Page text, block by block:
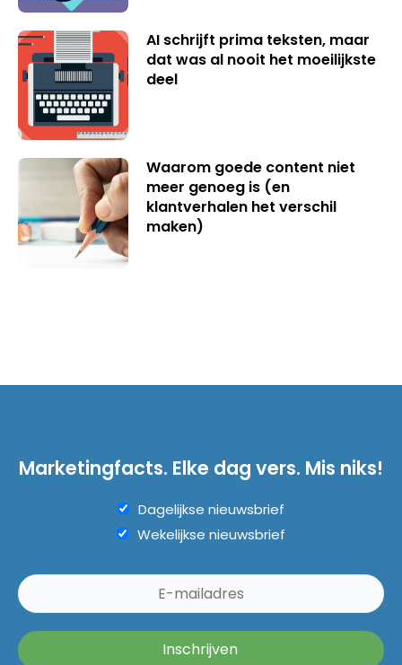
AI schrijft prima teksten, maar
dat was al nooit het moeilijkste
deel
Waarom goede content niet
meer genoeg is (en
klantverhalen het verschil
maken)
Marketingfacts. Elke dag vers. Mis niks!
Dagelijkse nieuwsbrief
Wekelijkse nieuwsbrief